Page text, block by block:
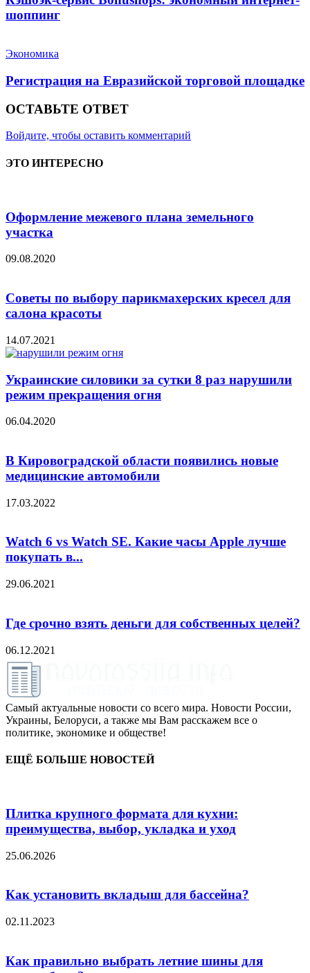
шоппинг
Экономика
Регистрация на Евразийской торговой площадке
ОСТАВЬТЕ ОТВЕТ
Войдите, чтобы оставить комментарий
ЭТО ИНТЕРЕСНО
Оформление межевого плана земельного
участка
09.08.2020
Советы по выбору парикмахерских кресел для
салона красоты
14.07.2021
Украинские силовики за сутки 8 раз нарушили
режим прекращения огня
06.04.2020
В Кировоградской области появились новые
медицинские автомобили
17.03.2022
Watch 6 vs Watch SE. Какие часы Apple лучше
покупать в...
29.06.2021
Где срочно взять деньги для собственных целей?
06.12.2021
Самый актуальные новости со всего мира. Новости России,
Украины, Белоруси, а также мы Вам расскажем все о
политике, экономике и обществе!
ЕЩЁ БОЛЬШЕ НОВОСТЕЙ
Плитка крупного формата для кухни:
преимущества, выбор, укладка и уход
25.06.2026
Как установить вкладыш для бассейна?
02.11.2023
Как правильно выбрать летние шины для